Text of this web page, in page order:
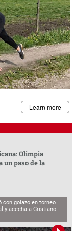
Olimpia
un paso de la
con golazo en torneo
y acecha a Cristiano